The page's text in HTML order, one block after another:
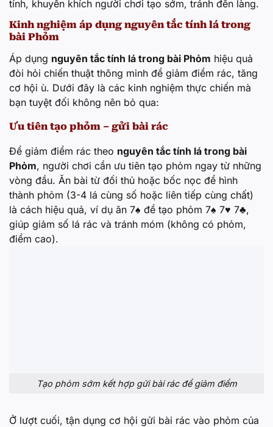
tính, khuyến khích người chơi tạo sớm, tránh đền làng.
Kinh nghiệm áp dụng nguyên tắc tính lá trong
bài Phỏm
Áp dụng nguyên tắc tính lá trong bài Phỏm hiệu quả
đòi hỏi chiến thuật thông minh để giảm điểm rác, tăng
cơ hội ù. Dưới đây là các kinh nghiệm thực chiến mà
bạn tuyệt đối không nên bỏ qua:
Ưu tiên tạo phỏm – gửi bài rác
Để giảm điểm rác theo nguyên tắc tính lá trong bài
Phỏm, người chơi cần ưu tiên tạo phỏm ngay từ những
vòng đầu. Ăn bài từ đối thủ hoặc bốc nọc để hình
thành phỏm (3-4 lá cùng số hoặc liên tiếp cùng chất)
là cách hiệu quả, ví dụ ăn 7♠ để tạo phỏm 7♠ 7♥ 7♣,
giúp giảm số lá rác và tránh móm (không có phỏm,
điểm cao).
Tạo phỏm sớm kết hợp gửi bài rác để giảm điểm
Ở lượt cuối, tận dụng cơ hội gửi bài rác vào phỏm của